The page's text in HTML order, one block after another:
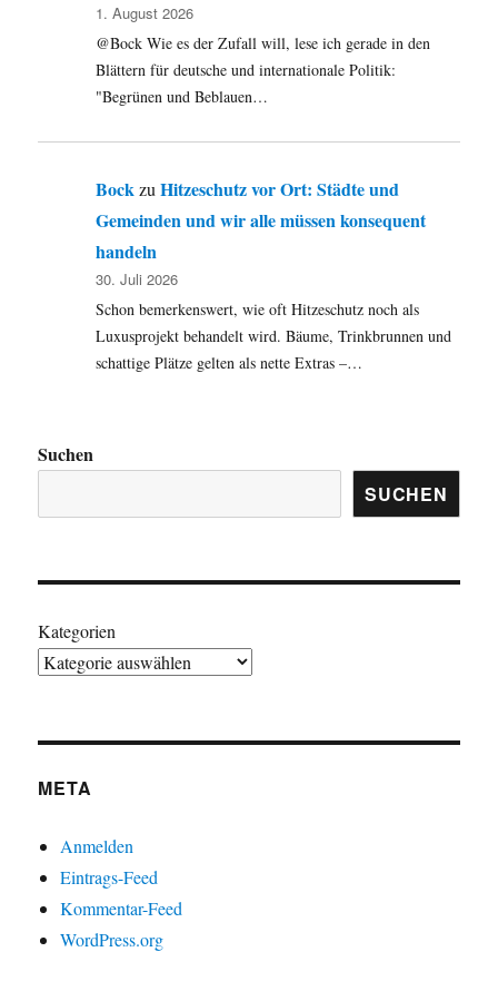
1. August 2026
@Bock Wie es der Zufall will, lese ich gerade in den
Blättern für deutsche und internationale Politik:
"Begrünen und Beblauen…
BockzuHitzeschutz vor Ort: Städte und
Gemeinden und wir alle müssen konsequent
handeln
30. Juli 2026
Schon bemerkenswert, wie oft Hitzeschutz noch als
Luxusprojekt behandelt wird. Bäume, Trinkbrunnen und
schattige Plätze gelten als nette Extras –…
Suchen
SUCHEN
Kategorien
META
Anmelden
Eintrags-Feed
Kommentar-Feed
WordPress.org